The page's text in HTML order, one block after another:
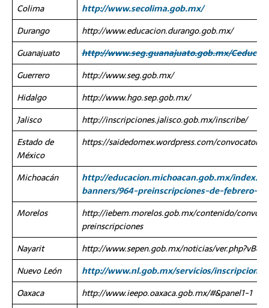
Colima
http://www.secolima.gob.mx/
Durango
http://www.educacion.durango.gob.mx/
Guanajuato
http://www.seg.guanajuato.gob.mx/
Guerrero
http://www.seg.gob.mx/
Hidalgo
http://www.hgo.sep.gob.mx/
Jalisco
http://inscripciones.jalisco.gob.mx/inscribe/
Estado de
México
https://saidedomex.wordpress.com/
Michoacán
http://educacion.michoacan.gob.mx/
banners/964-preinscripciones-de-febrero-
Morelos
http://iebem.morelos.gob.mx/contenido/
preinscripciones
Nayarit
http://www.sepen.gob.mx/noticias/
Nuevo León
http://www.nl.gob.mx/servicios/inscripciones
Oaxaca
http://www.ieepo.oaxaca.gob.mx/#&panel1-1